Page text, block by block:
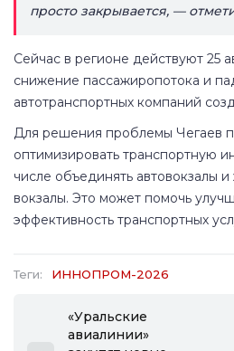
просто закрывается, —
Сейчас в регионе действуют 25
снижение пассажиропотока и
автотранспортных компаний
Для решения проблемы Чегаев
оптимизировать транспортную
числе объединять автовокзалы
вокзалы. Это может помочь
эффективность транспортных
Теги: ИННОПРОМ-2026
«Уральские
авиалинии»